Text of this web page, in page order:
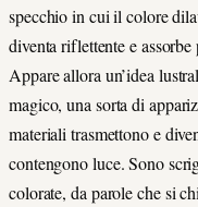
specchio in cui il colore
diventa riflettente e
Appare allora un’idea
magico, una sorta di
materiali trasmettono e
contengono luce. Sono
colorate, da parole che si